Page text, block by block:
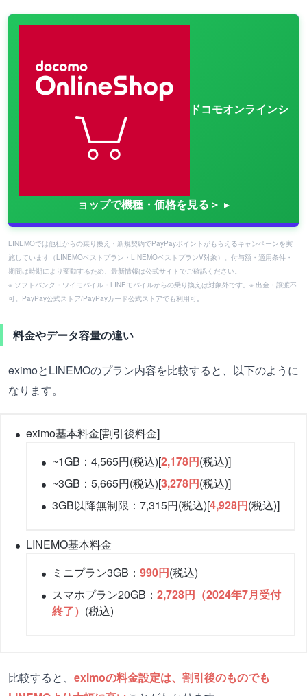
ドコモオンラインシ
ョップで機種・価格を見る＞
LINEMOでは他社からの乗り換え・新規契約でPayPayポイントがもらえるキャンペーンを実
施しています（LINEMOベストプラン・LINEMOベストプランV対象）。付与額・適用条件・
期間は時期により変動するため、最新情報は公式サイトでご確認ください。
※ ソフトバンク・ワイモバイル・LINEモバイルからの乗り換えは対象外です。※ 出金・譲渡不
可。PayPay公式ストア/PayPayカード公式ストアでも利用可。
料金やデータ容量の違い
eximoとLINEMOのプラン内容を比較すると、以下のように
なります。
eximo基本料金[割引後料金]
~1GB：4,565円(税込)[2,178円(税込)]
~3GB：5,665円(税込)[3,278円(税込)]
3GB以降無制限：7,315円(税込)[4,928円(税込)]
LINEMO基本料金
ミニプラン3GB： 990円(税込)
スマホプラン20GB： 2,728円（2024年7月受付
終了） (税込)
比較すると、 eximoの料金設定は、割引後のものでも